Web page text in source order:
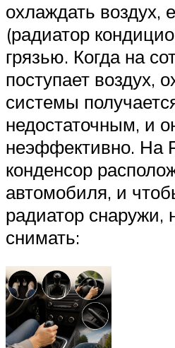
охлаждать воздух,
(радиатор
грязью. Когда на
поступает воздух,
системы
недостаточным, и
неэффективно. На
конденсор
автомобиля, и
радиатор снаружи,
снимать: